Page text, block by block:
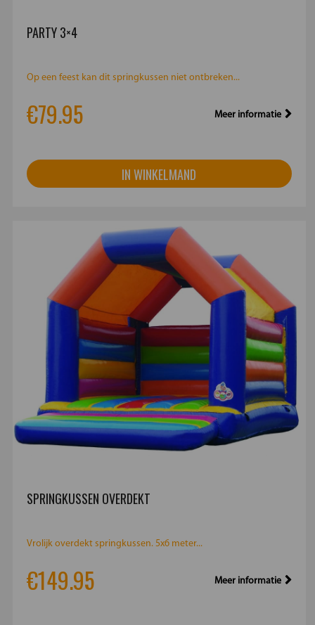
PARTY 3×4
Op een feest kan dit springkussen niet ontbreken...
€79.95 Meer informatie
IN WINKELMAND
SPRINGKUSSEN OVERDEKT
Vrolijk overdekt springkussen. 5x6 meter...
€149.95 Meer informatie